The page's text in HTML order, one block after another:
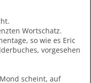
Wortschatz.
so wie es Eric
vorgesehen
scheint, auf